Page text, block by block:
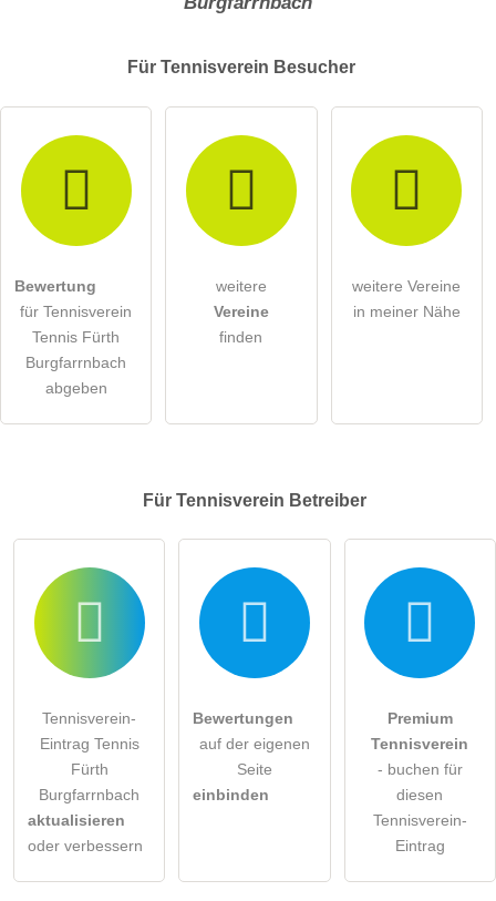
Für Tennisverein Besucher
Bewertung
für Tennisverein
Tennis Fürth
Burgfarrnbach
abgeben
weitere
Vereine
finden
weitere Vereine
in meiner Nähe
Für Tennisverein Betreiber
Tennisverein-
Eintrag Tennis
Fürth
Burgfarrnbach
aktualisieren
oder verbessern
Bewertungen
auf der eigenen
Seite
einbinden
Premium
Tennisverein
- buchen für
diesen
Tennisverein-
Eintrag